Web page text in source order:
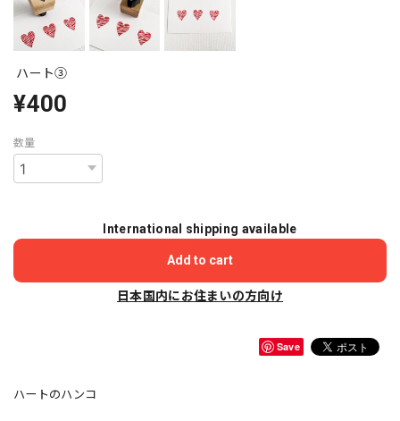
ハート③
¥400
数量
International shipping available
Add to cart
日本国内にお住まいの方向け
Save
ハートのハンコ